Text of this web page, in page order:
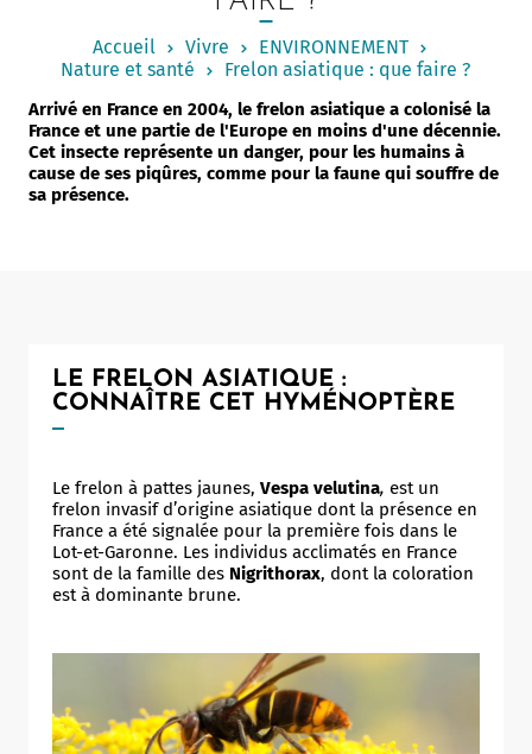
Notaire
Un commerce
Journaliste
Accueil Vivre
ENVIRONNEMENT
Nature et santé
Frelon asiatique : que faire ?
Arrivé en France en 2004, le frelon asiatique a colonisé la
France et une partie de l'Europe en moins d'une décennie.
Cet insecte représente un danger, pour les humains à
cause de ses piqûres, comme pour la faune qui souffre de
sa présence.
LE FRELON ASIATIQUE :
CONNAÎTRE CET HYMÉNOPTÈRE
Le frelon à pattes jaunes, Vespa velutina, est un
frelon invasif d’origine asiatique dont la présence en
France a été signalée pour la première fois dans le
Lot-et-Garonne. Les individus acclimatés en France
sont de la famille des Nigrithorax, dont la coloration
est à dominante brune.